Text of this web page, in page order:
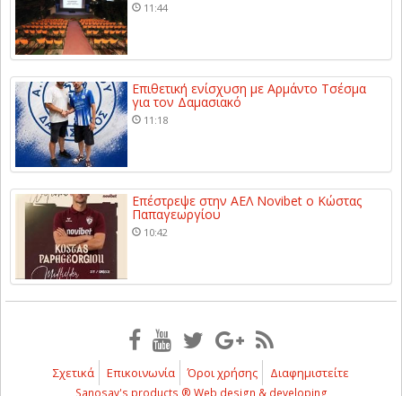
11:44
Επιθετική ενίσχυση με Αρμάντο Τσέσμα
για τον Δαμασιακό
11:18
Επέστρεψε στην ΑΕΛ Novibet ο Κώστας
Παπαγεωργίου
10:42
Σχετικά Επικοινωνία Όροι χρήσης Διαφημιστείτε